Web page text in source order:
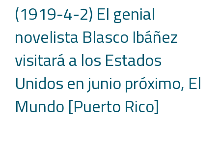
(1919-4-2) El genial
novelista Blasco Ibáñez
visitará a los Estados
Unidos en junio próximo, El
Mundo [Puerto Rico]